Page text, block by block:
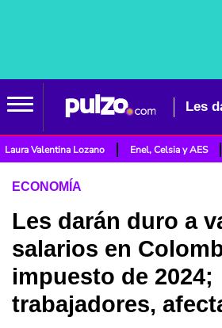
Laura Valentina Lozano Enel, Celsia y AES
ECONOMÍA
Les darán duro a
salarios en
impuesto de 2024;
trabajadores,